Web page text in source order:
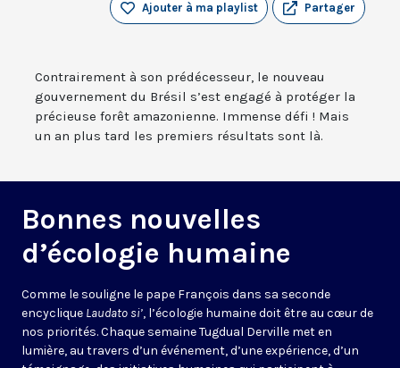
Partager
Ajouter à ma playlist
Contrairement à son prédécesseur, le nouveau
gouvernement du Brésil s’est engagé à protéger la
précieuse forêt amazonienne. Immense défi ! Mais
un an plus tard les premiers résultats sont là.
Bonnes nouvelles
d’écologie humaine
Comme le souligne le pape François dans sa seconde
encyclique Laudato si’, l’écologie humaine doit être au cœur de
nos priorités. Chaque semaine Tugdual Derville met en
lumière, au travers d’un événement, d’une expérience, d’un